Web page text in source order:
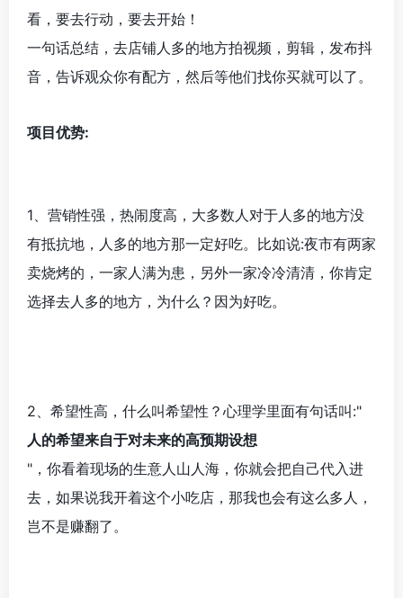
看，要去行动，要去开始！
一句话总结，去店铺人多的地方拍视频，剪辑，发布抖
音，告诉观众你有配方，然后等他们找你买就可以了。
项目优势:
1、营销性强，热闹度高，大多数人对于人多的地方没
有抵抗地，人多的地方那一定好吃。比如说:夜市有两家
卖烧烤的，一家人满为患，另外一家冷冷清清，你肯定
选择去人多的地方，为什么？因为好吃。
2、希望性高，什么叫希望性？心理学里面有句话叫:"
人的希望来自于对未来的高预期设想
"，你看着现场的生意人山人海，你就会把自己代入进
去，如果说我开着这个小吃店，那我也会有这么多人，
岂不是赚翻了。